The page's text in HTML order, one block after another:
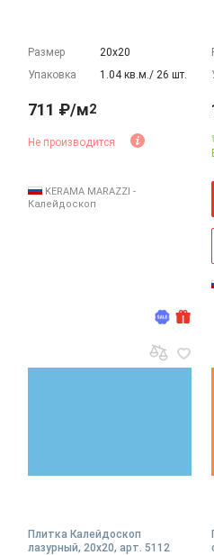
Размер
20х20
Упаковка
1.04 кв.м./ 26 шт.
711 ₽/м2
Не производится
KERAMA MARAZZI -
Калейдоскоп
Плитка Калейдоскоп
лазурный, 20x20, арт. 5112